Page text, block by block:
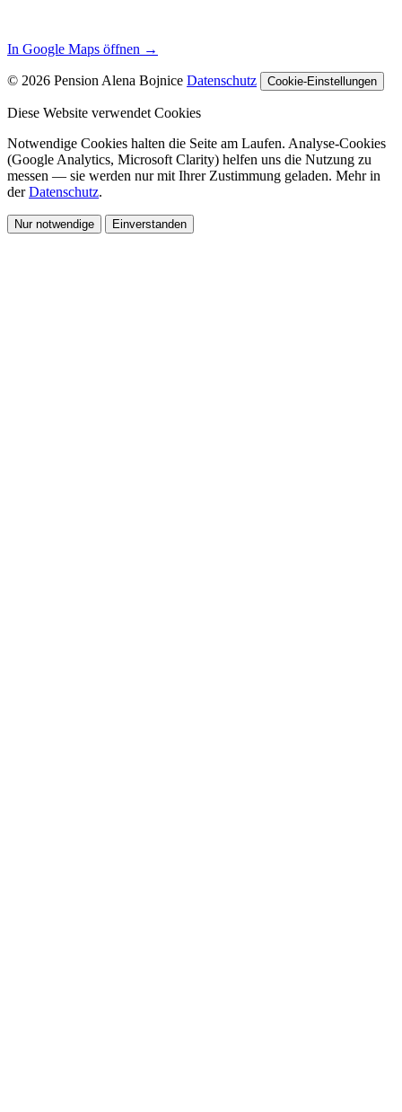
In Google Maps öffnen →
© 2026 Pension Alena Bojnice Datenschutz Cookie-Einstellungen
Diese Website verwendet Cookies
Notwendige Cookies halten die Seite am Laufen. Analyse-Cookies
(Google Analytics, Microsoft Clarity) helfen uns die Nutzung zu
messen — sie werden nur mit Ihrer Zustimmung geladen. Mehr in
derDatenschutz.
Nur notwendige Einverstanden